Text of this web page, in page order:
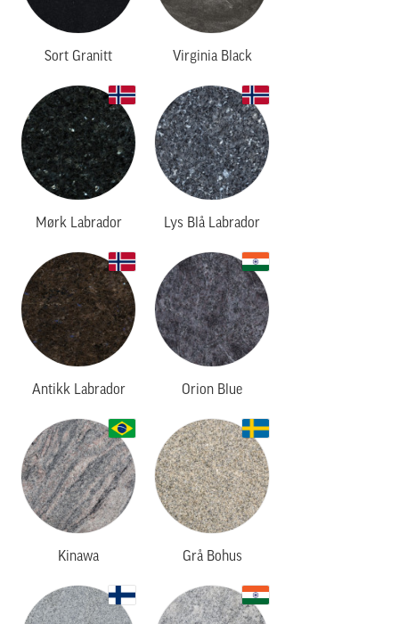
Sort Granitt Virginia Black
Mørk Labrador Lys Blå Labrador
Antikk Labrador Orion Blue
Kinawa Grå Bohus